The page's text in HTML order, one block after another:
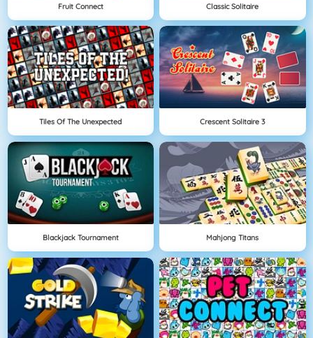
Fruit Connect Classic Solitaire
Tiles Of The Unexpected Crescent Solitaire 3
Blackjack Tournament Mahjong Titans